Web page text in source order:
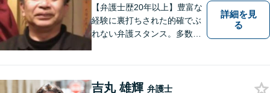
【弁護士歴20年以上】豊富な
経験に裏打ちされた的確でぶ
れない弁護スタンス。多数の
法書士などとも連携しワンス
詳細を見
る
吉丸 雄輝 弁護士